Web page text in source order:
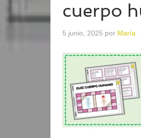
cuerpo
5 junio, 2025 por María